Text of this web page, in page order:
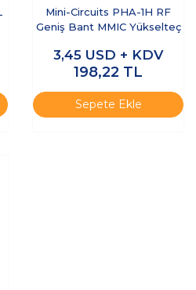
Mini-Circuits PHA-1H RF
Geniş Bant MMIC Yükselteç
3,45 USD + KDV
198,22 TL
Sepete Ekle